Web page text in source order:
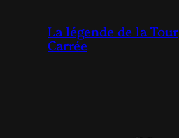
La légende de la Tour
Carrée